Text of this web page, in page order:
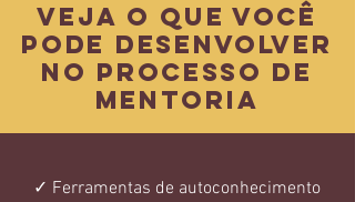
veja o que você
pode desenvolver
no processo de
mentoria
✓ Ferramentas de autoconhecimento